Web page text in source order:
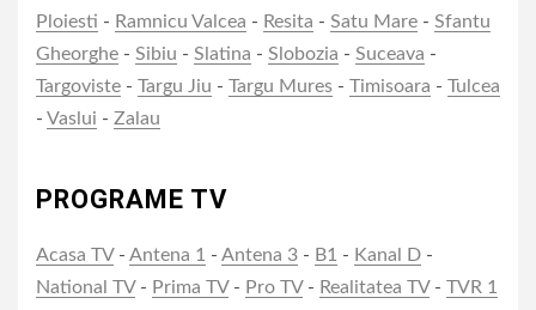
Ploiesti - Ramnicu Valcea - Resita - Satu Mare - Sfantu
Gheorghe - Sibiu - Slatina - Slobozia - Suceava -
Targoviste - Targu Jiu - Targu Mures - Timisoara - Tulcea
- Vaslui - Zalau
PROGRAME TV
Acasa TV- Antena 1 - Antena 3 - B1 - Kanal D -
National TV- Prima TV- Pro TV- Realitatea TV- TVR 1